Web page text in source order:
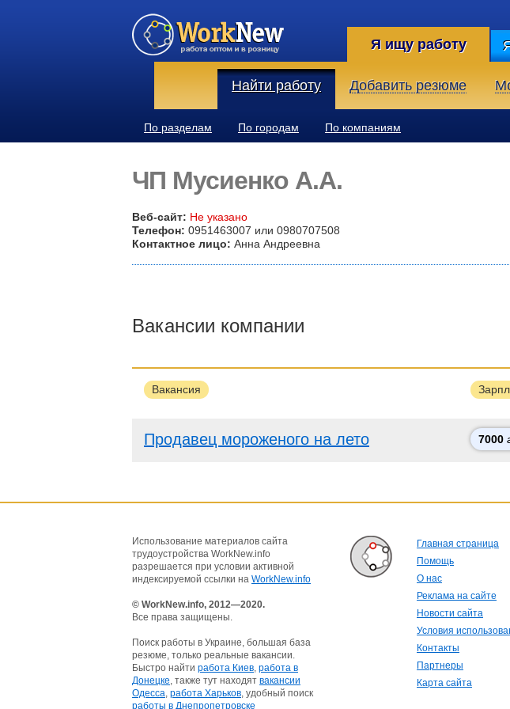
Я ищу работу
Найти работу Добавить резюме
По разделам По городам По компаниям
ЧП Мусиенко А.А.
Веб-сайт: Не указано
Телефон: 0951463007 или 0980707508
Контактное лицо: Анна Андреевна
Вакансии компании
Вакансия
Продавец мороженого на лето 7000
Использование материалов сайта
трудоустройства WorkNew.info
разрешается при условии активной
индексируемой ссылки на WorkNew.info
© WorkNew.info, 2012—2020.
Все права защищены.
Поиск работы в Украине, большая база
резюме, только реальные вакансии.
Быстро найти работа Киев, работа в
Донецке, также тут находят вакансии
Одесса, работа Харьков, удобный поиск
работы в Днепропетровске
Главная страница
Помощь
О нас
Реклама на сайте
Новости сайта
Условия
Контакты
Партнеры
Карта сайта